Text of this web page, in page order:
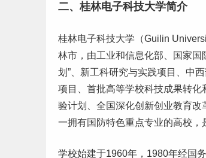
二、桂林电子科技大学简介
桂林电子科技大学（Guilin
林市，由工业和信息化部、国家
划”、新工科研究与实践项目、中
项目、首批高等学校科技成果转
验计划、全国深化创新创业教育改
一拥有国防特色重点专业的高校，
学校始建于1960年，1980年经国